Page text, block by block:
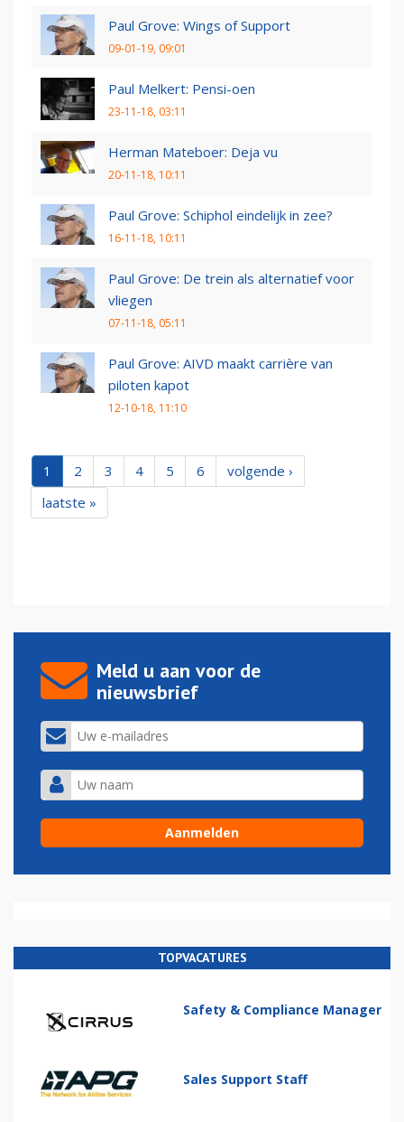
Paul Grove: Wings of Support
09-01-19, 09:01
Paul Melkert: Pensi-oen
23-11-18, 03:11
Herman Mateboer: Deja vu
20-11-18, 10:11
Paul Grove: Schiphol eindelijk in zee?
16-11-18, 10:11
Paul Grove: De trein als alternatief voor
vliegen
07-11-18, 05:11
Paul Grove: AIVD maakt carrière van
piloten kapot
12-10-18, 11:10
1 2 3 4 5 6
volgende ›
laatste »
Meld u aan voor de
nieuwsbrief
TOPVACATURES
Safety & Compliance Manager
Sales Support Staff